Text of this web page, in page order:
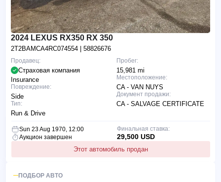
2024 LEXUS RX350 RX 350
2T2BAMCA4RC074554 | 58826676
Пробег:
15,981 mi
Местоположение:
CA - VAN NUYS
Документ продажи:
CA - SALVAGE CERTIFICATE
Продавец:
Страховая компания
Insurance
Повреждение:
Side
Тип:
Run & Drive
Sun 23 Aug 1970, 12:00
Аукцион завершен
Этот автомобиль продан
Финальная ставка:
29,500 USD
ПОДБОР АВТО